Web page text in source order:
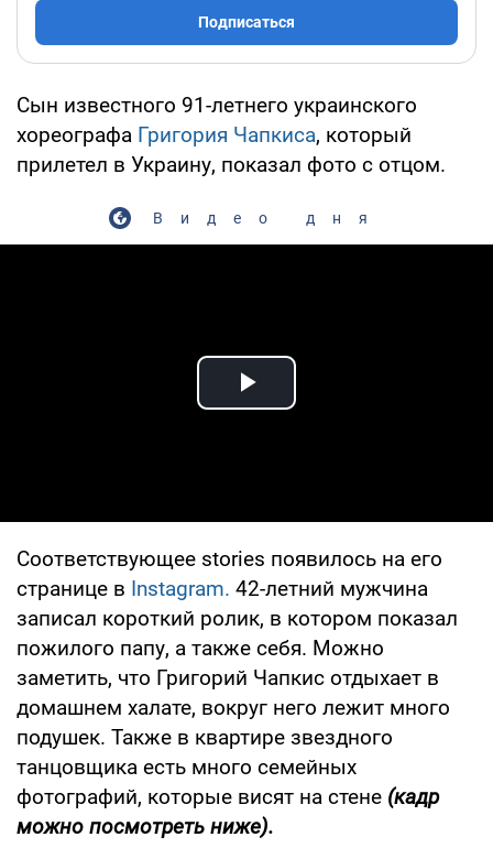
Подписаться
Сын известного 91-летнего украинского
хореографа Григория Чапкиса, который
прилетел в Украину, показал фото с отцом.
Видео дня
Play Video
Соответствующее stories появилось на его
странице в Instagram. 42-летний мужчина
записал короткий ролик, в котором показал
пожилого папу, а также себя. Можно
заметить, что Григорий Чапкис отдыхает в
домашнем халате, вокруг него лежит много
подушек. Также в квартире звездного
танцовщика есть много семейных
фотографий, которые висят на стене (кадр
можно посмотреть ниже).